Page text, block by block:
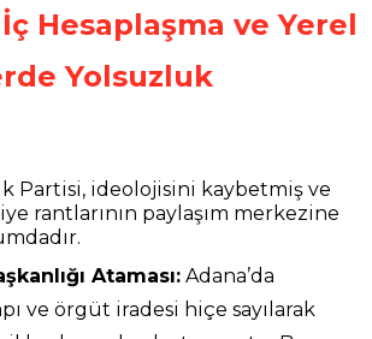
İç Hesaplaşma ve Yerel
Yolsuzluk
Partisi, ideolojisini kaybetmiş ve
rantlarının paylaşım merkezine
Ataması: Adana’da
ve örgüt iradesi hiçe sayılarak